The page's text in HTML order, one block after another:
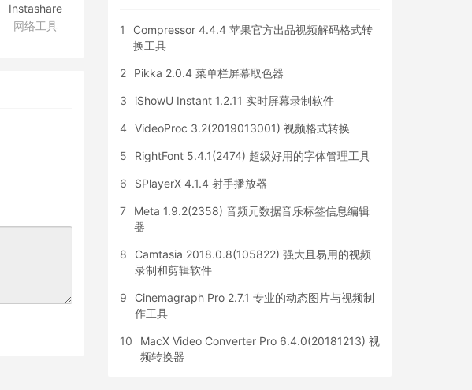
Instashare
1.4.6
网络工具 1
Compressor 4.4.4 苹果官方出品视频解码格式转
换工具
2 Pikka 2.0.4 菜单栏屏幕取色器
3 iShowU Instant 1.2.11 实时屏幕录制软件
4 VideoProc 3.2(2019013001) 视频格式转换
5 RightFont 5.4.1(2474) 超级好用的字体管理工具
6 SPlayerX 4.1.4 射手播放器
7
Meta 1.9.2(2358) 音频元数据音乐标签信息编辑
器
8
Camtasia 2018.0.8(105822) 强大且易用的视频
录制和剪辑软件
9
Cinemagraph Pro 2.7.1 专业的动态图片与视频制
作工具
10
MacX Video Converter Pro 6.4.0(20181213) 视
频转换器